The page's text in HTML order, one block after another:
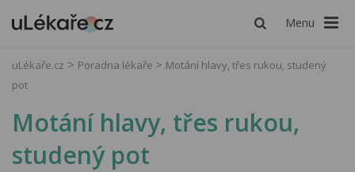
Menu
uLékaře.cz Poradna lékaře
Motání hlavy, třes rukou, studený
pot
Motání hlavy, třes rukou,
studený pot